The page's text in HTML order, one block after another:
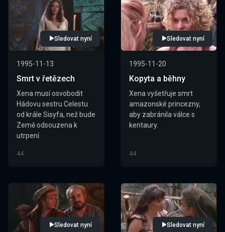
Sledovat nyní
1995-11-13
Smrt v řetězech
Xena musí osvobodit
Hádovu sestru Celestu
od krále Sisyfa, než bude
Země odsouzena k
utrpení.
44
Sledovat nyní
1995-11-20
Kopyta a běhny
Xena vyšetřuje smrt
amazonské princezny,
aby zabránila válce s
kentaury.
44
Sledovat nyní Sledovat nyní